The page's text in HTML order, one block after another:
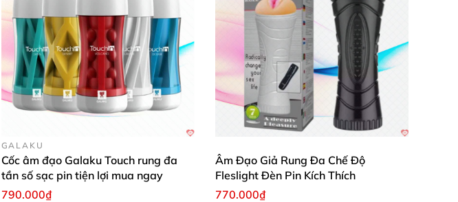
GALAKU
Cốc âm đạo Galaku Touch rung đa
tần số sạc pin tiện lợi mua ngay
790.000₫
Âm Đạo Giả Rung Đa Chế Độ
Fleslight Đèn Pin Kích Thích
770.000₫